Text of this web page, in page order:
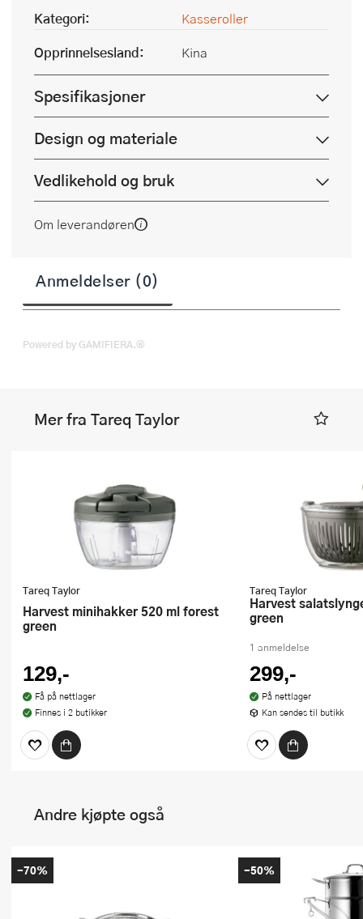
Kategori:
Kasseroller
Opprinnelsesland:
Kina
Spesifikasjoner
Design og materiale
Vedlikehold og bruk
Om leverandøren
Anmeldelser (0)
Powered by GAMIFIERA.®
Mer fra Tareq Taylor
Tareq Taylor
Harvest minihakker 520 ml forest
green
129,-
Få på nettlager
Finnes i 2 butikker
Tareq Taylor
Harvest salatslynge 5L forest
green
1 anmeldelse
299,-
På nettlager
Kan sendes til butikk
Andre kjøpte også
-70% -50%